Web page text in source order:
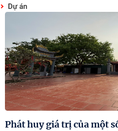
Dự án
Phát huy giá trị của một